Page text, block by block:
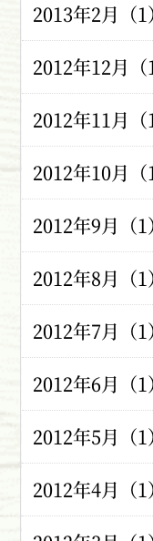
2013年2月（1）
2012年12月（1
2012年11月（1
2012年10月（1
2012年9月（1）
2012年8月（1）
2012年7月（1）
2012年6月（1）
2012年5月（1）
2012年4月（1）